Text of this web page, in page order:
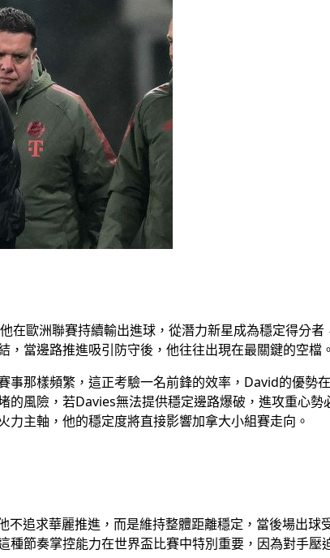
在歐洲聯賽持續輸出進球，從潛力新星成為穩定得分
，當邊路推進吸引防守後，他往往出現在最關鍵的空檔
事那樣頻繁，這正考驗一名前鋒的效率，David的優勢
的風險，若Davies無法提供穩定邊路爆破，進攻重心
主軸，他的穩定度將直接影響加拿大小組賽走向。
追求華麗推進，而是維持整體距離穩定，當後場出球
種節奏掌控能力在世界盃比賽中特別重要，因為對手